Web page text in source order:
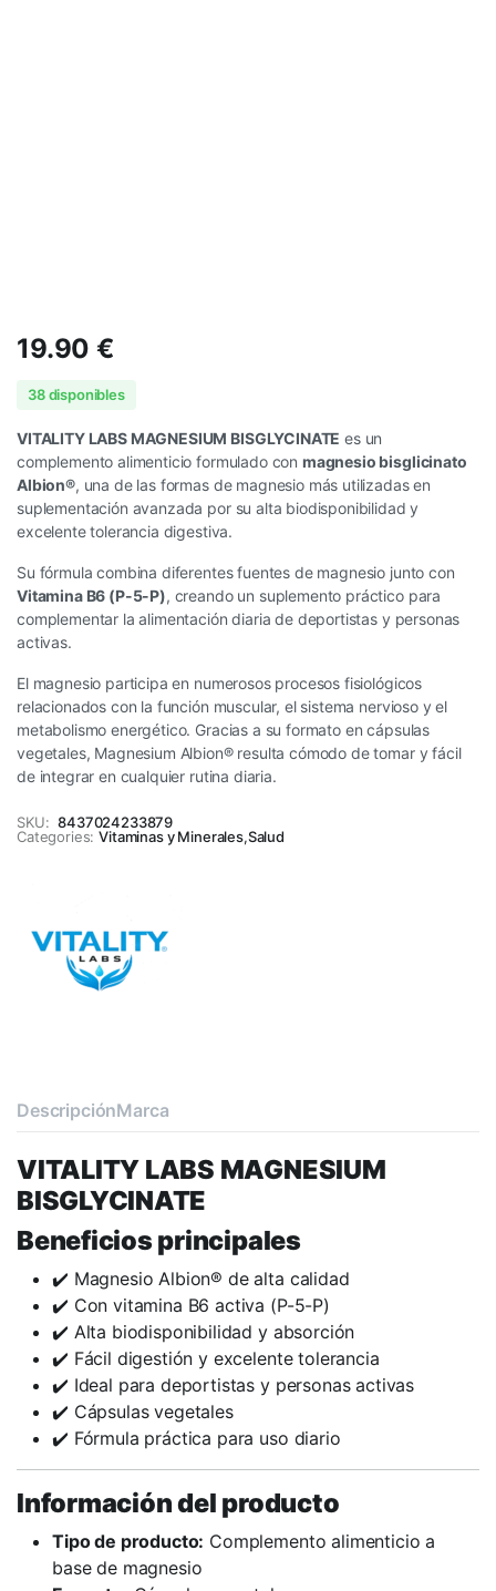
19.90€
38 disponibles
VITALITY LABS MAGNESIUM BISGLYCINATE es un
complemento alimenticio formulado con magnesio bisglicinato
Albion®, una de las formas de magnesio más utilizadas en
suplementación avanzada por su alta biodisponibilidad y
excelente tolerancia digestiva.
Su fórmula combina diferentes fuentes de magnesio junto con
Vitamina B6 (P-5-P), creando un suplemento práctico para
complementar la alimentación diaria de deportistas y personas
activas.
El magnesio participa en numerosos procesos fisiológicos
relacionados con la función muscular, el sistema nervioso y el
metabolismo energético. Gracias a su formato en cápsulas
vegetales, Magnesium Albion® resulta cómodo de tomar y fácil
de integrar en cualquier rutina diaria.
SKU: 8437024233879
Categories: Vitaminas y Minerales,Salud
DescripciónMarca
VITALITY LABS MAGNESIUM
BISGLYCINATE
Beneficios principales
✔️ Magnesio Albion® de alta calidad
✔️ Con vitamina B6 activa (P-5-P)
✔️ Alta biodisponibilidad y absorción
✔️ Fácil digestión y excelente tolerancia
✔️ Ideal para deportistas y personas activas
✔️ Cápsulas vegetales
✔️ Fórmula práctica para uso diario
Información del producto
Tipo de producto: Complemento alimenticio a
base de magnesio